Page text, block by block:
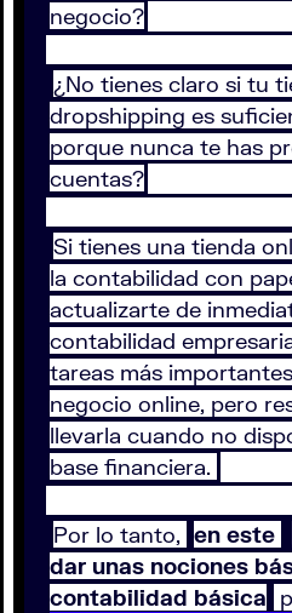
negocio?
¿No tienes claro si tu
dropshipping es
porque nunca te has
cuentas?
Si tienes una tienda
la contabilidad con
actualizarte de
contabilidad
tareas más
negocio online, pero
llevarla cuando no
base financiera.
Por lo tanto, en este
dar unas nociones
contabilidad básica